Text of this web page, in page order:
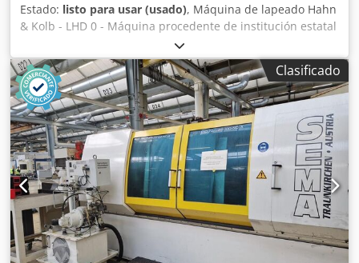
Estado: listo para usar (usado), Máquina de lapeado Hahn
& Kolb - LHD 0 - Máquina procedente de institución estatal
/ Estado original - Diámetro de disco de lapeado: 400 mm -
Altura máxima de la pieza: 120 mm - Máxima distancia
entre discos de fundición: 80 mm - Rango de velocidad: 40-
80-160 rpm - Velocidades del motor principal:
700/1400/2800 rpm - Potencia total: 1,8 - 2,7 kW -
Dispositivo para retirar virutas - accionamiento manual -
Varios jaulas de lapeado - Documentación Dimensiones:
LxAxH 1,4x1,3x1,9 m / Peso: 1700 kg Csdpjzbz Ttofx Al Dsrf
Salvo error u omisión.
Clasificado